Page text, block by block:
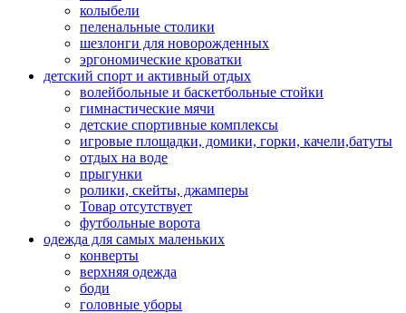
колыбели
пеленальные столики
шезлонги для новорожденных
эргономические кроватки
детский спорт и активный отдых
волейбольные и баскетбольные стойки
гимнастические мячи
детские спортивные комплексы
игровые площадки, домики, горки, качели,батуты
отдых на воде
прыгунки
ролики, скейты, джамперы
Товар отсутствует
футбольные ворота
одежда для самых маленьких
конверты
верхняя одежда
боди
головные уборы